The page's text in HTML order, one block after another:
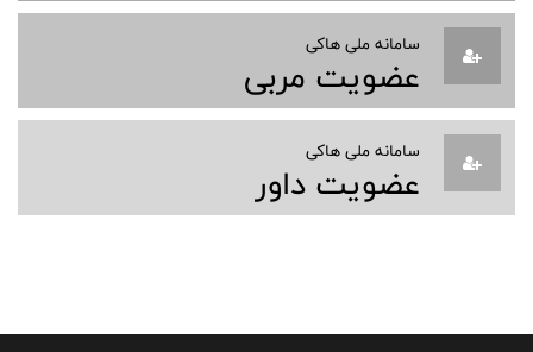
سامانه ملی هاکی
عضویت مربی
سامانه ملی هاکی
عضویت داور